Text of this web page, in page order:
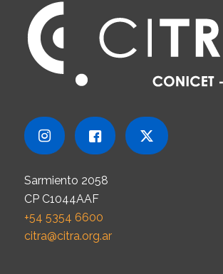
Sarmiento 2058
CP C1044AAF
+54 5354 6600
citra@citra.org.ar